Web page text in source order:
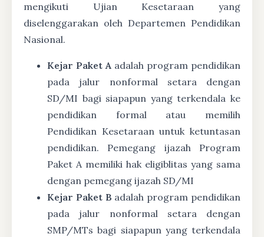
mengikuti Ujian Kesetaraan yang
diselenggarakan oleh Departemen Pendidikan
Nasional.
Kejar Paket A adalah program pendidikan
pada jalur nonformal setara dengan
SD/MI bagi siapapun yang terkendala ke
pendidikan formal atau memilih
Pendidikan Kesetaraan untuk ketuntasan
pendidikan. Pemegang ijazah Program
Paket A memiliki hak eligiblitas yang sama
dengan pemegang ijazah SD/MI
Kejar Paket B adalah program pendidikan
pada jalur nonformal setara dengan
SMP/MTs bagi siapapun yang terkendala